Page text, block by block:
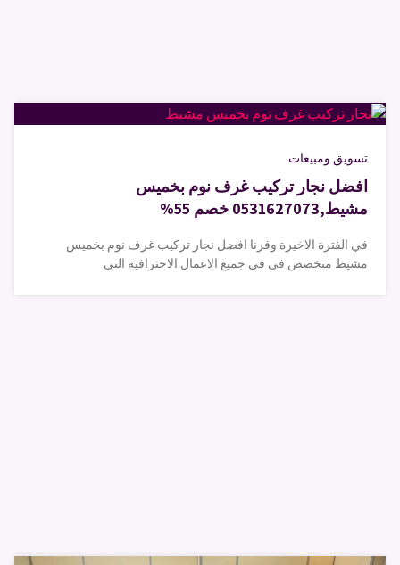
تسويق ومبيعات
افضل نجار تركيب غرف نوم بخميس
مشيط,0531627073 خصم 55%
في الفترة الاخيرة وفرنا افضل نجار تركيب غرف نوم بخميس
مشيط متخصص في في جميع الاعمال الاحترافية التى